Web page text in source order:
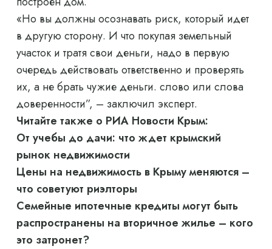
«Но вы должны осознавать риск, который идет
в другую сторону. И что покупая земельный
участок и тратя свои деньги, надо в первую
очередь действовать ответственно и проверять
их, а не брать чужие деньги. слово или слова
доверенности”, – заключил эксперт.
Читайте также о РИА Новости Крым:
От учебы до дачи: что ждет крымский
рынок недвижимости
Цены на недвижимость в Крыму меняются –
что советуют риэлторы
Семейные ипотечные кредиты могут быть
распространены на вторичное жилье – кого
это затронет?